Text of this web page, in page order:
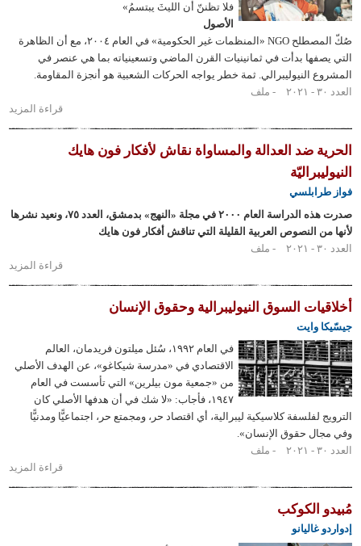
فلا تظننّ أن الليثَ يبتسمُ»
الأصول
صُكّ المصطلح NGO «المنظمات غير الحكومية» في العام ٢٠٠٤، مع أن الظاهرة
بدأت في ثمانينيات القرن الماضي وتسعينياته بما هي عنصر في
النيوليبرالي. ثمة خطر يواجه الحركات الشعبية هو أنجزة المقاومة.
ملف
قراءة المزيد حول
«الأنجزة»
ضد العدالة والمساواة نقاش لأفكار فون هايك
صدرت هذه الدراسة العام ٢٠٠٠ في مجلة «النهج» بدمشق، العدد ٧٥، ونعيد نشرها
النصوص العربية القليلة التي تناقش أفكار فون هايك
ملف
قراءة المزيد حول الحرية
ضد العدالة
هايك
النيوليبراليّة
السوق النيوليبرالية وحقوق الإنسان
في العام ١٩٩٢، سُئل ميلتون فريدمان، العالم
الاقتصادي في «مدرسة شيكاغو»، عن الهدف الأصلي
من «جمعية مون بيلرين» التي تأسست في العام
١٩٤٧، فأجاب: «لا شك في أن هدفها الأصلي كان
كلاسيكية ليبرالية، أي اقتصاد حر، ومجمتع حر، اجتماعيًّا ومدنيًّا
حقوق الإنسان».
ملف
قراءة المزيد حول
أخلاقيات